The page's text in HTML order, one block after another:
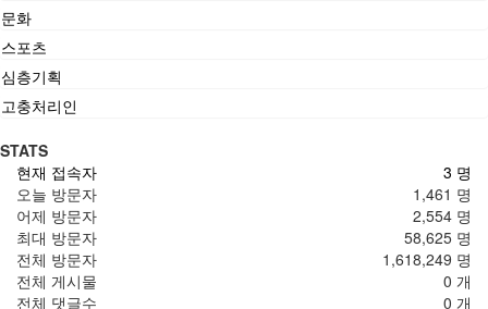
문화
스포츠
심층기획
고충처리인
STATS
3 명
현재 접속자
1,461 명
오늘 방문자
2,554 명
어제 방문자
58,625 명
최대 방문자
1,618,249 명
전체 방문자
0 개
전체 게시물
0 개
전체 댓글수